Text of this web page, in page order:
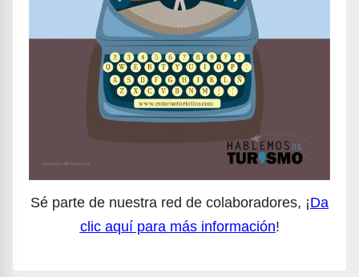
Sé parte de nuestra red de colaboradores, ¡Da
clic aquí para más información!